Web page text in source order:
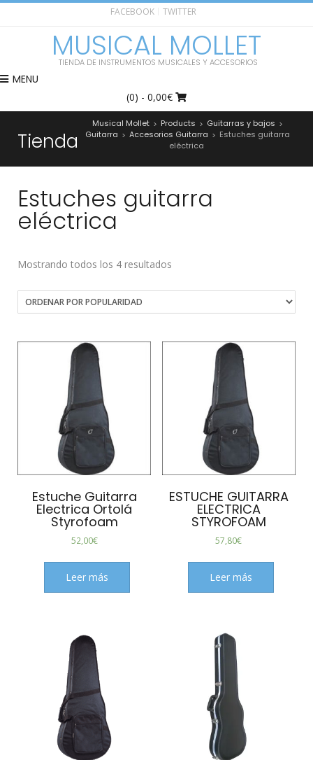
FACEBOOK TWITTER
MUSICAL MOLLET
TIENDA DE INSTRUMENTOS MUSICALES Y ACCESORIOS
MENU
(0) - 0,00€
Tienda
Musical Mollet > Products > Guitarras y bajos >
Guitarra > Accesorios Guitarra > Estuches guitarra
eléctrica
Estuches guitarra
eléctrica
Mostrando todos los 4 resultados
Estuche Guitarra
Electrica Ortolá
Styrofoam
52,00€
Leer más
ESTUCHE GUITARRA
ELECTRICA
STYROFOAM
57,80€
Leer más